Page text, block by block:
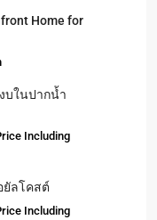
Home for
บในปากน้ำ
Including
ลโคสต์
Including